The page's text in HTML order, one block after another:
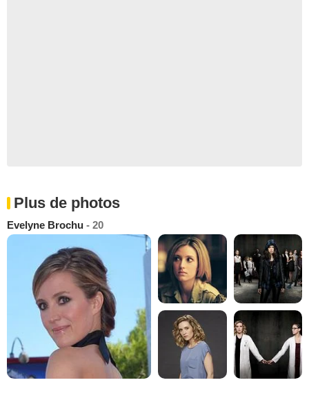
Plus de photos
Evelyne Brochu - 20